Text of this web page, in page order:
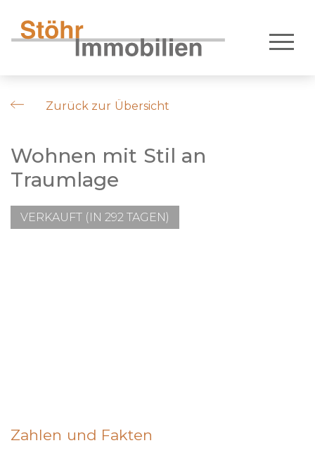
Zurück zur Übersicht
Wohnen mit Stil an
Traumlage
VERKAUFT (IN 292 TAGEN)
Zahlen und Fakten